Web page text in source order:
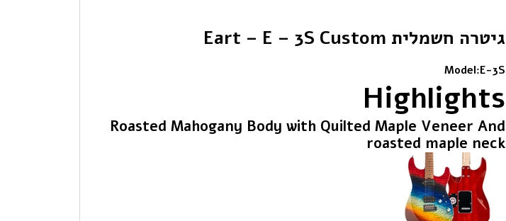
גיטרה חשמלית Eart – E – 3S Custom
Model:E-3S
Highlights
Roasted Mahogany Body with Quilted Maple Veneer And
roasted maple neck